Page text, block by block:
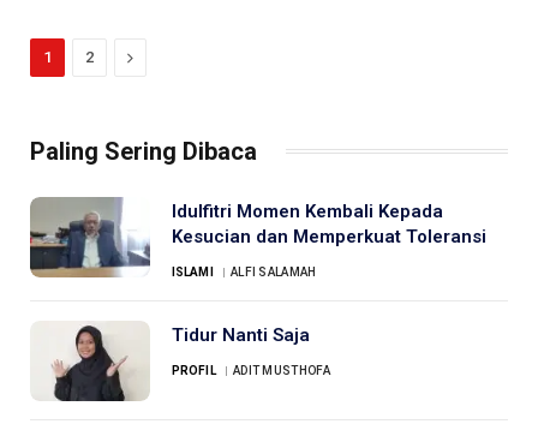
1 2 Next
Paling Sering Dibaca
Idulfitri Momen Kembali Kepada
Kesucian dan Memperkuat Toleransi
ISLAMI ALFI SALAMAH
Tidur Nanti Saja
PROFIL ADIT MUSTHOFA